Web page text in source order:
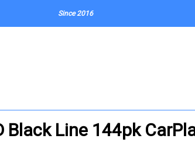
Since 2016
Line 144pk